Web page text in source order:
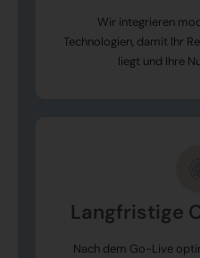
Wir integrieren
Technologien, damit Ihr
liegt und Ihre
Langfristige
Nach dem Go-Live